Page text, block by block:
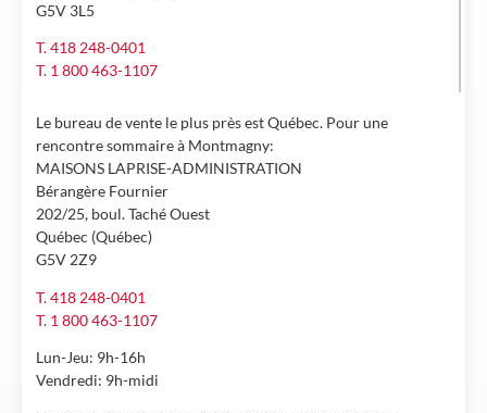
G5V 3L5
T. 418 248-0401
T. 1 800 463-1107
Le bureau de vente le plus près est Québec. Pour une
rencontre sommaire à Montmagny:
MAISONS LAPRISE-ADMINISTRATION
Bérangère Fournier
202/25, boul. Taché Ouest
Québec (Québec)
G5V 2Z9
T. 418 248-0401
T. 1 800 463-1107
Lun-Jeu: 9h-16h
Vendredi: 9h-midi